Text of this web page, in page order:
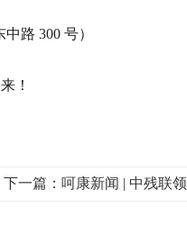
中路 300 号）
！